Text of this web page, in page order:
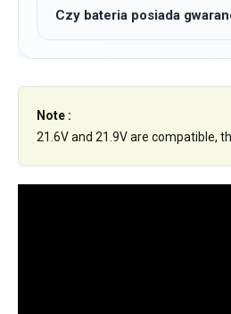
Czy bateria posiada
Note :
21.6V and 21.9V are compatible,